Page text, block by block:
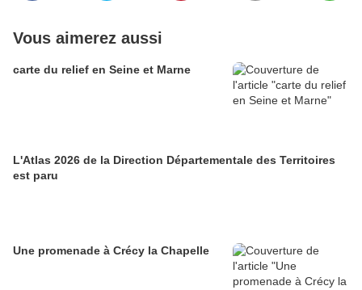
Vous aimerez aussi
carte du relief en Seine et Marne
L'Atlas 2026 de la Direction Départementale des Territoires
est paru
Une promenade à Crécy la Chapelle